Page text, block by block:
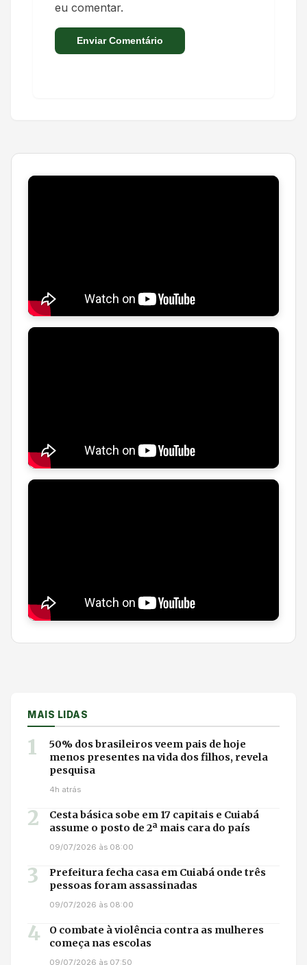
eu comentar.
MAIS LIDAS
1
50% dos brasileiros veem pais de hoje
menos presentes na vida dos filhos, revela
pesquisa
4h atrás
2
Cesta básica sobe em 17 capitais e Cuiabá
assume o posto de 2ª mais cara do país
09/07/2026 às 08:00
3
Prefeitura fecha casa em Cuiabá onde três
pessoas foram assassinadas
09/07/2026 às 08:00
4
O combate à violência contra as mulheres
começa nas escolas
09/07/2026 às 07:50